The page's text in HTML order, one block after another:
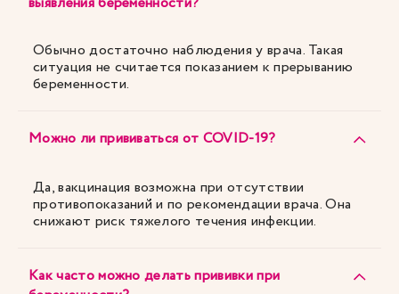
Обычно достаточно наблюдения у врача. Такая
ситуация не считается показанием к прерыванию
беременности.
Можно ли прививаться от COVID-19?
Да, вакцинация возможна при отсутствии
противопоказаний и по рекомендации врача. Она
снижают риск тяжелого течения инфекции.
Как часто можно делать прививки при